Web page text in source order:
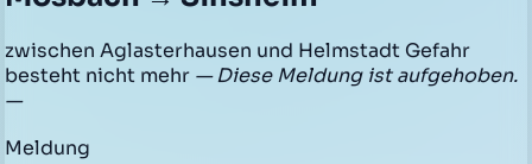
zwischen Aglasterhausen und Helmstadt Gefahr
besteht nicht mehr — Diese Meldung ist aufgehoben.
—
Meldung